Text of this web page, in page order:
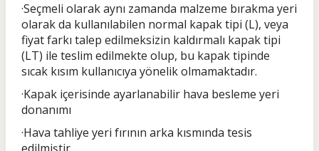
·Seçmeli olarak aynı zamanda malzeme bırakma yeri
olarak da kullanılabilen normal kapak tipi (L), veya
fiyat farkı talep edilmeksizin kaldırmalı kapak tipi
(LT) ile teslim edilmekte olup, bu kapak tipinde
sıcak kısım kullanıcıya yönelik olmamaktadır.
·Kapak içerisinde ayarlanabilir hava besleme yeri
donanımı
·Hava tahliye yeri fırının arka kısmında tesis